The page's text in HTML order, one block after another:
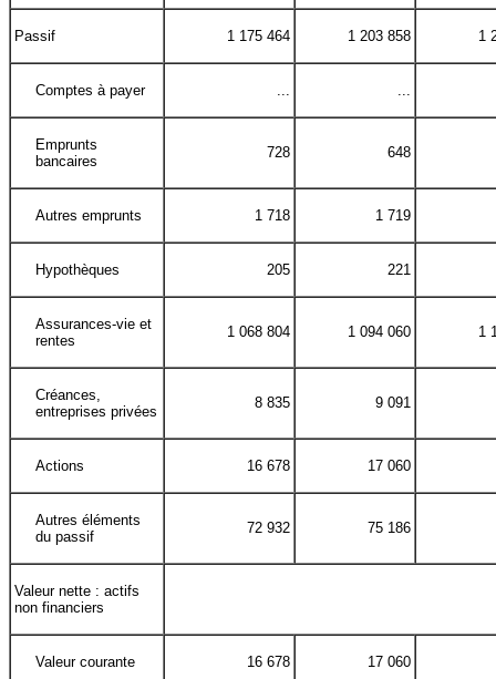
Passif 1 175 464 1 203 858 1
Comptes à payer ... ...
Emprunts
bancaires
728 648
Autres emprunts 1 718 1 719
Hypothèques 205 221
Assurances-vie et
rentes
1 068 804 1 094 060 1
Créances,
entreprises privées
8 835 9 091
Actions 16 678 17 060
Autres éléments
du passif
72 932 75 186
Valeur nette : actifs
non financiers
Valeur courante 16 678 17 060